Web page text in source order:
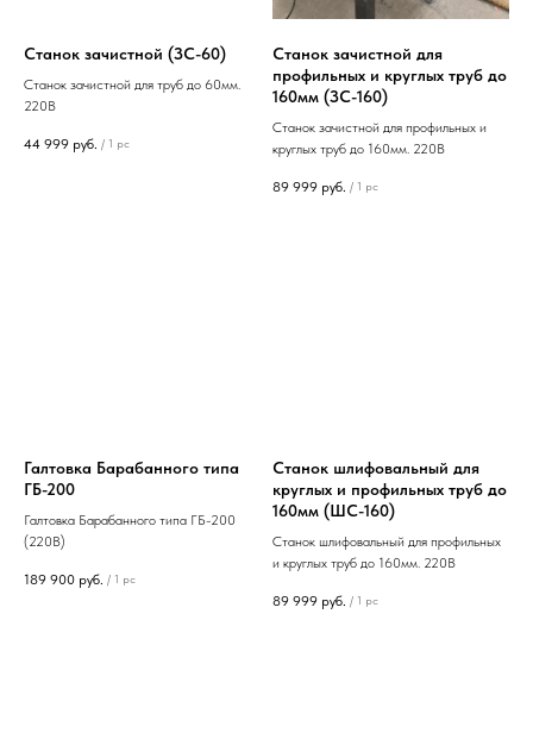
Станок зачистной (ЗС-60)
Станок зачистной для труб до 60мм.
220В
44 999 руб. / 1 pc
Станок зачистной для
профильных и круглых труб до
160мм (ЗС-160)
Станок зачистной для профильных и
круглых труб до 160мм. 220В
89 999 руб. / 1 pc
Галтовка Барабанного типа
ГБ-200
Галтовка Барабанного типа ГБ-200
(220В)
189 900 руб. / 1 pc
Станок шлифовальный для
круглых и профильных труб до
160мм (ШС-160)
Станок шлифовальный для профильных
и круглых труб до 160мм. 220В
89 999 руб. / 1 pc